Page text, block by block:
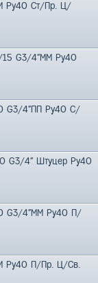
Ру40 Ст/Пр. Ц/
15 G3/4"ММ Ру40
G3/4"ПП Ру40 С/
G3/4" Штуцер Ру40
G3/4"ММ Ру40 П/
Ру40 П/Пр. Ц/Св.